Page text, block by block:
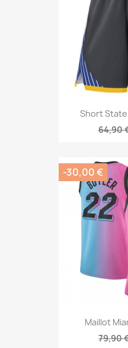
Short
64,90
Maillot
79,90
-30,00 €